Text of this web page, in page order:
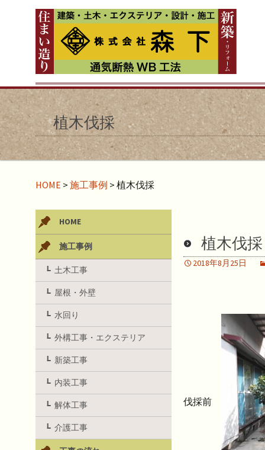
植木伐採
HOME > 施工事例 > 植木伐採
植木伐採
2018年8月25日
伐採前
HOME
施工事例
土木工事
屋根・外壁
水回り
外構工事・エクステリア
新築工事
内装工事
解体工事
介護工事